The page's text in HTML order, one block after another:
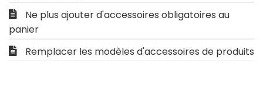
Ne plus ajouter d'accessoires obligatoires au
panier
Remplacer les modèles d'accessoires de produits